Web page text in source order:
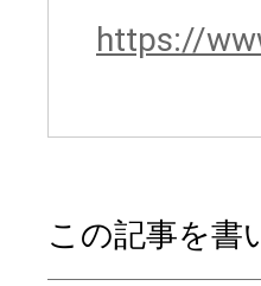
https://
この記事を書